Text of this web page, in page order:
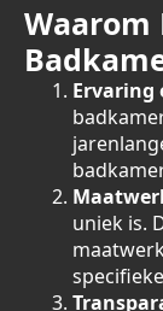
Waarom
Ervaring
uniek is.